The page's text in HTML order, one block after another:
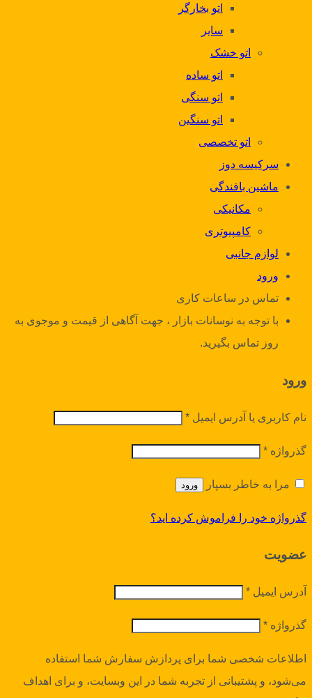
اتو بخارگر
سایر
اتو خشک
اتو ساده
اتو سنگی
اتو سنگین
اتو تخصصی
سرکیسه دوز
ماشین بافندگی
مکانیکی
کامپیوتری
لوازم جانبی
ورود
تماس در ساعات کاری
با توجه به نوسانات بازار ، جهت آگاهی از قیمت و موجوی به
روز تماس بگیرید.
ورود
نام کاربری یا آدرس ایمیل *
گذرواژه *
مرا به خاطر بسپار ورود
گذرواژه خود را فراموش کرده اید؟
عضویت
آدرس ایمیل *
گذرواژه *
اطلاعات شخصی شما برای پردازش سفارش شما استفاده
می‌شود، و پشتیبانی از تجربه شما در این وبسایت، و برای اهداف